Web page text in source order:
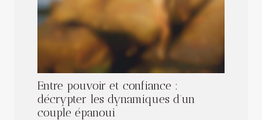
Entre pouvoir et confiance :
décrypter les dynamiques d’un
couple épanoui